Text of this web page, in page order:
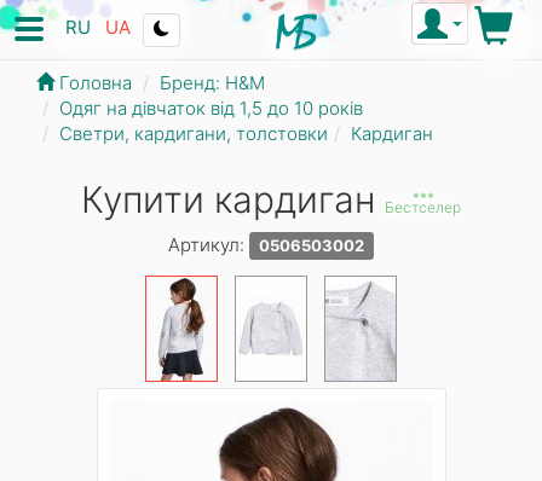
RU UA
Головна
Бренд: Н&М
Одяг на дівчаток від 1,5 до 10 років
Светри, кардигани, толстовки
Кардиган
Купити кардиган ***
Бестселер
Артикул: 0506503002